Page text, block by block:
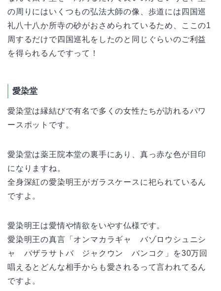
の周りにはいくつもの弘法大師の像、歩道には四国巡
礼八十八か所寺の砂がおさめられているため、ここの1
周するだけで四国巡礼をしたのと同じぐらいのご利益
を得られるんですって！
愛染堂
愛染堂は縁結びで有名で多くの女性たちが訪れるパワ
ースポットです。
愛染堂は薬王院本堂の裏手にあり、真っ赤な色が目印
になりますね。
全身深紅の愛染明王がガラスケースに祀られているん
ですよ。
愛染明王は愛情や情欲をいやす仏様です。
愛染明王の真言「オンマカラギャ バゾロウシュニシ
ャ バザラサトバ ジャクウン バンコク」を30万回
唱えるとどんな相手からも愛されるって言われてるん
ですよ。